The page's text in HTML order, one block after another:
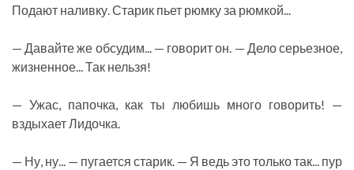
Подают наливку. Старик пьет рюмку за рюмкой...
— Давайте же обсудим... — говорит он. — Дело серьезное,
жизненное... Так нельзя!
— Ужас, папочка, как ты любишь много говорить! —
вздыхает Лидочка.
— Ну, ну... — пугается старик. — Я ведь это только так... пур